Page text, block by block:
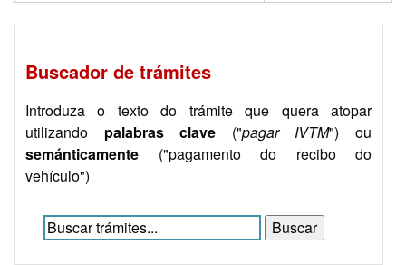
Buscador de trámites
Introduza o texto do trámite que quera atopar
utilizando palabras clave ("pagar IVTM") ou
semánticamente ("pagamento do recibo do
vehículo")